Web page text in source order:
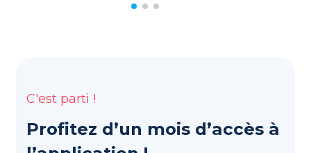
C'est parti !
Profitez d’un mois d’accès à